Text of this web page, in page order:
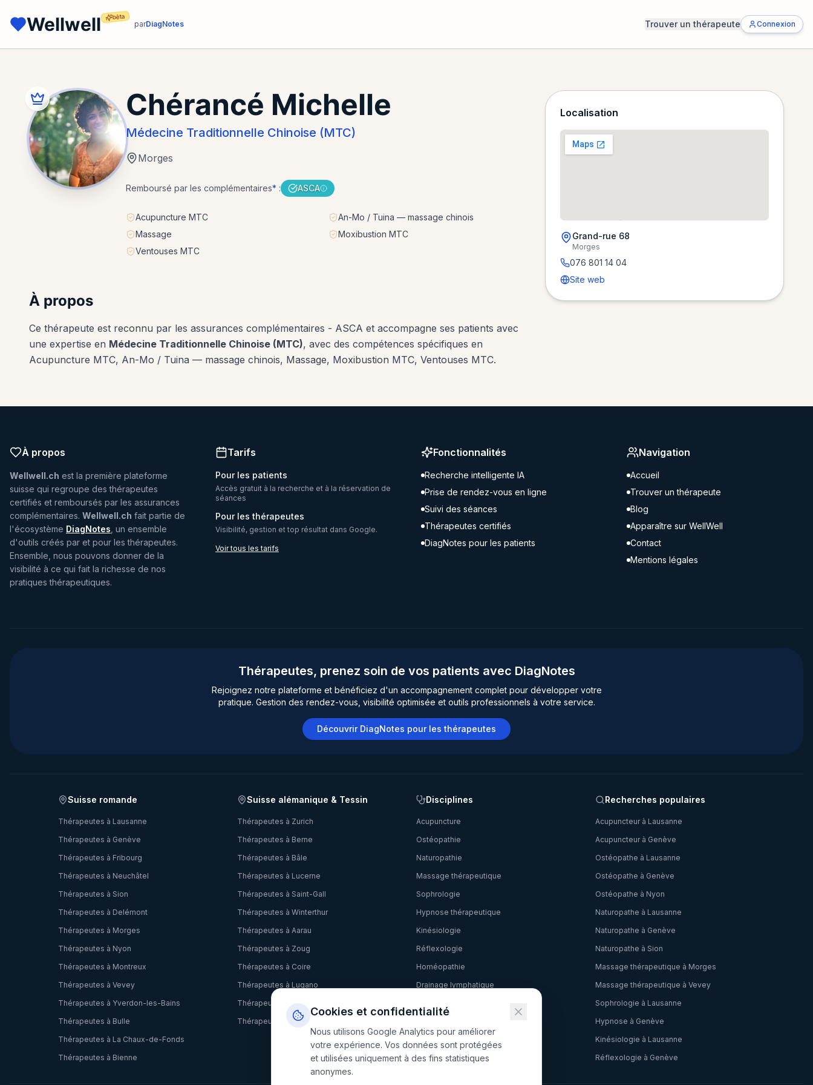
Wellwell bêta
parDiagNotes Trouver un thérapeute Connexion
Chérancé Michelle
Médecine Traditionnelle Chinoise (MTC)
Morges
Remboursé par les complémentaires* : ASCA
Acupuncture MTC
An-Mo / Tuina — massage chinois
Massage
Moxibustion MTC
Ventouses MTC
À propos
Ce thérapeute est reconnu par les assurances complémentaires - ASCA et accompagne ses patients avec
une expertise en Médecine Traditionnelle Chinoise (MTC), avec des compétences spécifiques en
Acupuncture MTC, An-Mo / Tuina — massage chinois, Massage, Moxibustion MTC, Ventouses MTC.
Localisation
Chargement de la carte…
Grand-rue 68
Morges
076 801 14 04
Site web
À propos
Wellwell.ch est la première plateforme
suisse qui regroupe des thérapeutes
certifiés et remboursés par les assurances
complémentaires. Wellwell.ch fait partie de
l'écosystème DiagNotes , un ensemble
d'outils créés par et pour les thérapeutes.
Ensemble, nous pouvons donner de la
visibilité à ce qui fait la richesse de nos
pratiques thérapeutiques.
Tarifs
Pour les patients
Accès gratuit à la recherche et à la réservation de
séances
Pour les thérapeutes
Visibilité, gestion et top résultat dans Google.
Voir tous les tarifs
Fonctionnalités
Recherche intelligente IA
Prise de rendez-vous en ligne
Suivi des séances
Thérapeutes certifiés
DiagNotes pour les patients
Navigation
Accueil
Trouver un thérapeute
Blog
Apparaître sur WellWell
Contact
Mentions légales
Thérapeutes, prenez soin de vos patients avec DiagNotes
Rejoignez notre plateforme et bénéficiez d'un accompagnement complet pour développer votre
pratique. Gestion des rendez-vous, visibilité optimisée et outils professionnels à votre service.
Découvrir DiagNotes pour les thérapeutes
Suisse romande
Thérapeutes à Lausanne
Thérapeutes à Genève
Thérapeutes à Fribourg
Thérapeutes à Neuchâtel
Thérapeutes à Sion
Thérapeutes à Delémont
Thérapeutes à Morges
Thérapeutes à Nyon
Thérapeutes à Montreux
Thérapeutes à Vevey
Thérapeutes à Yverdon-les-Bains
Thérapeutes à Bulle
Thérapeutes à La Chaux-de-Fonds
Thérapeutes à Bienne
Suisse alémanique & Tessin
Thérapeutes à Zurich
Thérapeutes à Berne
Thérapeutes à Bâle
Thérapeutes à Lucerne
Thérapeutes à Saint-Gall
Thérapeutes à Winterthur
Thérapeutes à Aarau
Thérapeutes à Zoug
Thérapeutes à Coire
Thérapeutes à Lugano
Thérapeutes à Bellinzona
Thérapeutes à Locarno
Disciplines
Acupuncture
Ostéopathie
Naturopathie
Massage thérapeutique
Sophrologie
Hypnose thérapeutique
Kinésiologie
Réflexologie
Homéopathie
Drainage lymphatique
Ayurveda
Fasciathérapie
Recherches populaires
Acupuncteur à Lausanne
Acupuncteur à Genève
Ostéopathe à Lausanne
Ostéopathe à Genève
Ostéopathe à Nyon
Naturopathe à Lausanne
Naturopathe à Genève
Naturopathe à Sion
Massage thérapeutique à Morges
Massage thérapeutique à Vevey
Sophrologie à Lausanne
Hypnose à Genève
Kinésiologie à Lausanne
Réflexologie à Genève
Cookies et confidentialité
Nous utilisons Google Analytics pour améliorer
votre expérience. Vos données sont protégées
et utilisées uniquement à des fins statistiques
anonymes.